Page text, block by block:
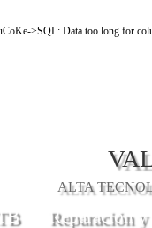
>SQL: Data too long for
ALTA
Reparación